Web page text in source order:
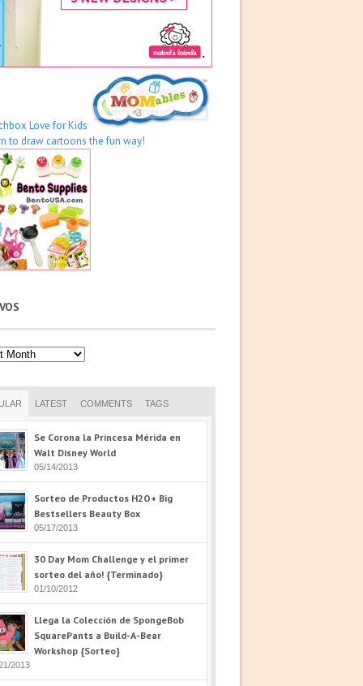
LATEST COMMENTS TAGS
Se Corona la Princesa Mérida en
Walt Disney World
05/14/2013
Sorteo de Productos H2O+ Big
Bestsellers Beauty Box
05/17/2013
30 Day Mom Challenge y el primer
sorteo del año! {Terminado}
01/10/2012
Llega la Colección de SpongeBob
SquarePants a Build-A-Bear
Workshop {Sorteo}
2013